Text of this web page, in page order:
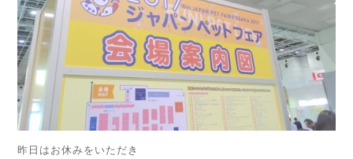
昨日はお休みをいただき